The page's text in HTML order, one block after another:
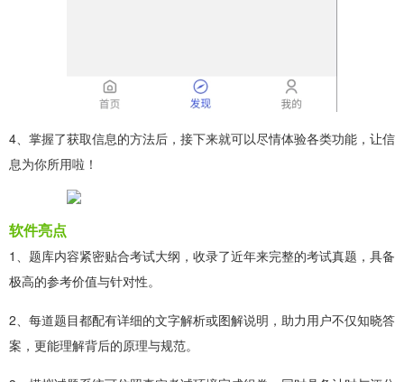
4、掌握了获取信息的方法后，接下来就可以尽情体验各类功能，让信
息为你所用啦！
软件亮点
1、题库内容紧密贴合考试大纲，收录了近年来完整的考试真题，具备
极高的参考价值与针对性。
2、每道题目都配有详细的文字解析或图解说明，助力用户不仅知晓答
案，更能理解背后的原理与规范。